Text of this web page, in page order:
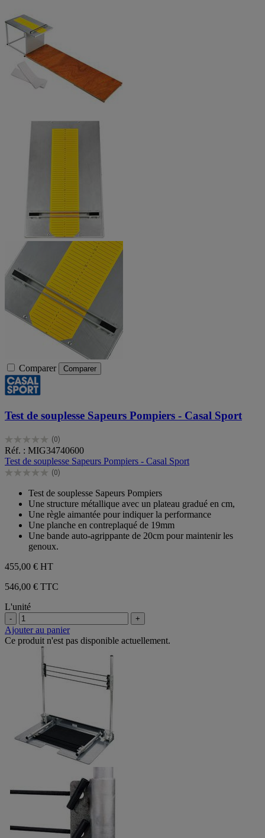
Comparer Comparer
Test de souplesse Sapeurs Pompiers - Casal Sport
(0)
0.0
sur
5
étoiles.
Réf. : MIG34740600
Test de souplesse Sapeurs Pompiers - Casal Sport
(0)
0.0
étoiles.
Test de souplesse Sapeurs Pompiers
Une structure métallique avec un plateau gradué en cm,
Une règle aimantée pour indiquer la performance
Une planche en contreplaqué de 19mm
Une bande auto-agrippante de 20cm pour maintenir les
genoux.
455,00 € HT
546,00 € TTC
L'unité
- +
Ajouter au panier
Ce produit n'est pas disponible actuellement.